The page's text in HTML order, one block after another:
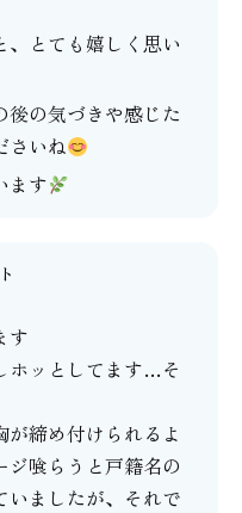
とても嬉しく思い
後の気づきや感じた
さいね
ます
す
ホッとしてます…そ
締め付けられるよ
ジ喰らうと戸籍名の
いましたが、それで